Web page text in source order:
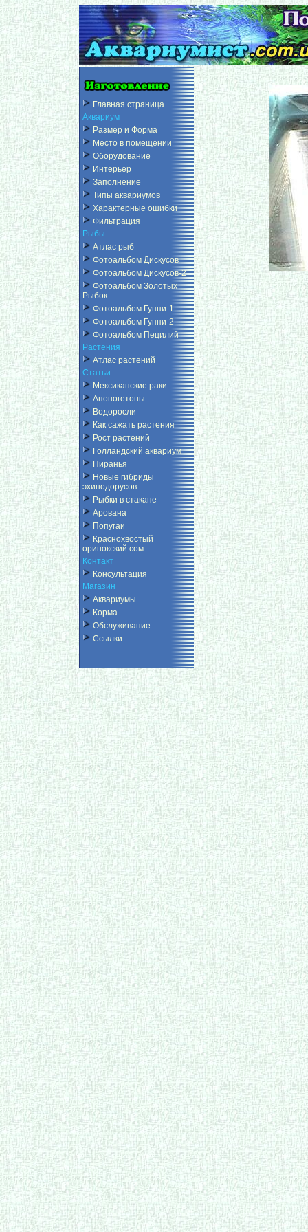
Главная страница
Аквариум
Размер и Форма
Место в помещении
Оборудование
Интерьер
Заполнение
Типы аквариумов
Характерные ошибки
Фильтрация
Рыбы
Атлас рыб
Фотоальбом Дискусов
Фотоальбом Дискусов-2
Фотоальбом Золотых
Рыбок
Фотоальбом Гуппи-1
Фотоальбом Гуппи-2
Фотоальбом Пецилий
Растения
Атлас растений
Статьи
Мексиканские раки
Апоногетоны
Водоросли
Как сажать растения
Рост растений
Голландский аквариум
Пиранья
Новые гибриды
эхинодорусов
Рыбки в стакане
Арована
Попугаи
Краснохвостый
оринокский сом
Контакт
Консультация
Магазин
Аквариумы
Корма
Обслуживание
Ссылки